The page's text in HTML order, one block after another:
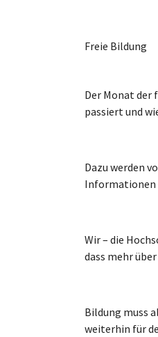
Freie Bildung
Der Monat der
passiert und
Dazu werden
Informationen
Wir – die
dass mehr
Bildung muss
weiterhin für